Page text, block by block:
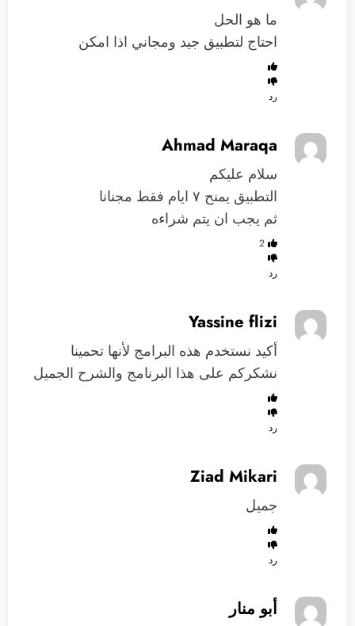
ما هو الحل
احتاج لتطبيق جيد ومجاني اذا امكن
رد
Ahmad Maraqa
سلام عليكم
التطبيق يمنح ٧ ايام فقط مجنانا
ثم يجب ان يتم شراءه
2
رد
Yassine flizi
‏أكيد نستخدم هذه البرامج لأنها تحمينا
نشكركم على هذا البرنامج والشرح الجميل
رد
Ziad Mikari
جميل
رد
أبو منار